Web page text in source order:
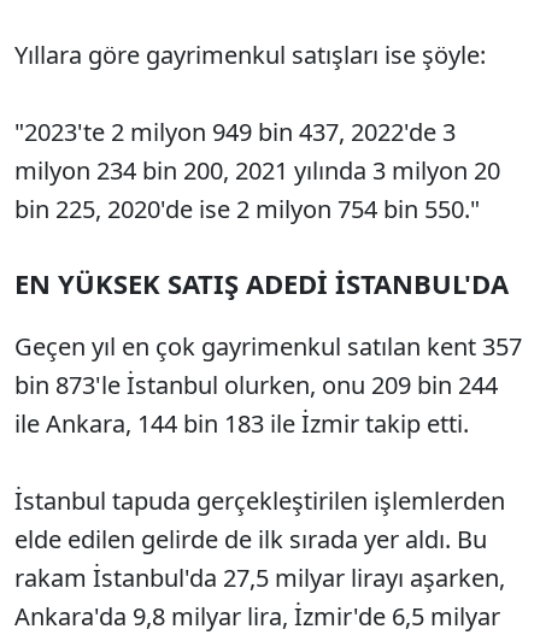
Yıllara göre gayrimenkul satışları ise şöyle:
"2023'te 2 milyon 949 bin 437, 2022'de 3
milyon 234 bin 200, 2021 yılında 3 milyon 20
bin 225, 2020'de ise 2 milyon 754 bin 550."
EN YÜKSEK SATIŞ ADEDİ İSTANBUL'DA
Geçen yıl en çok gayrimenkul satılan kent 357
bin 873'le İstanbul olurken, onu 209 bin 244
ile Ankara, 144 bin 183 ile İzmir takip etti.
İstanbul tapuda gerçekleştirilen işlemlerden
elde edilen gelirde de ilk sırada yer aldı. Bu
rakam İstanbul'da 27,5 milyar lirayı aşarken,
Ankara'da 9,8 milyar lira, İzmir'de 6,5 milyar